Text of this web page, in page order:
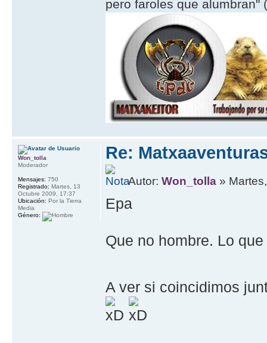
pero faroles que alumbran"
Re:
Autor:Won_tolla »
Epa
Que no hombre. Lo
A ver si coincidimos
Won_tolla
Moderador
Mensajes: 750
Registrado: Martes, 13
Octubre 2009, 17:37
Ubicación: Por la Tierra
Media
Género: